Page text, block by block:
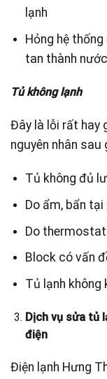
lạnh
Hỏng hệ
tan thành
Tủ không lạnh
Đây là lỗi rất hay
nguyên nhân sau
Tủ không đủ
Do ẩm, bẩn
Do
Block có vấn
Tủ lạnh không
Dịch vụ sửa tủ
điện
Điện lạnh Hưng